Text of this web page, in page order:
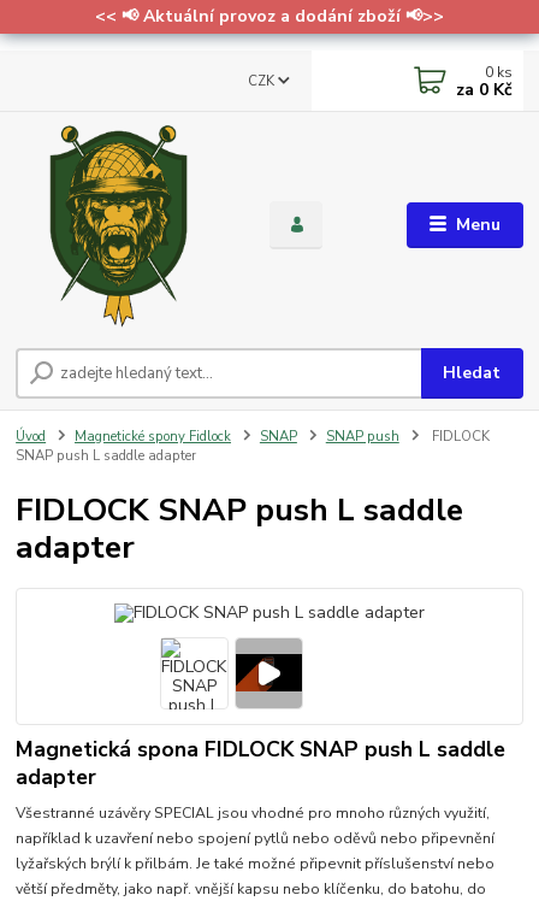
<< 📢 Aktuální provoz a dodání zboží 📢>>
Menu
CZK
Hledat
0 ks
za 0 Kč
Úvod Magnetické spony Fidlock SNAP SNAP push
FIDLOCK
SNAP push L saddle adapter
FIDLOCK SNAP push L saddle
adapter
Magnetická spona FIDLOCK SNAP push L saddle
adapter
Všestranné uzávěry SPECIAL jsou vhodné pro mnoho různých využití,
například k uzavření nebo spojení pytlů nebo oděvů nebo připevnění
lyžařských brýlí k přilbám. Je také možné připevnit příslušenství nebo
větší předměty, jako např. vnější kapsu nebo klíčenku, do batohu, do